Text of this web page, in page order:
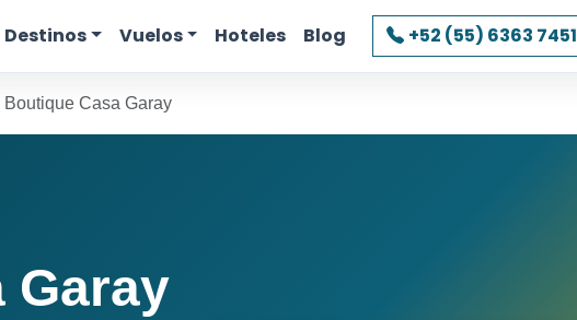
Destinos Vuelos Hoteles Blog +52 (55) 6363 7451
Boutique Casa Garay
Garay